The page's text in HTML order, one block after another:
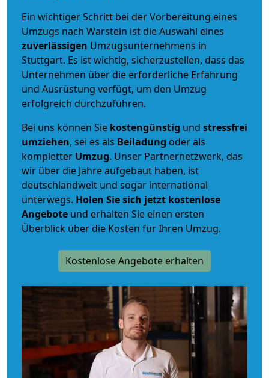
Ein wichtiger Schritt bei der Vorbereitung eines
Umzugs nach Warstein ist die Auswahl eines
zuverlässigen Umzugsunternehmens in
Stuttgart. Es ist wichtig, sicherzustellen, dass das
Unternehmen über die erforderliche Erfahrung
und Ausrüstung verfügt, um den Umzug
erfolgreich durchzuführen.
Bei uns können Sie kostengünstig und stressfrei
umziehen, sei es als Beiladung oder als
kompletter Umzug. Unser Partnernetzwerk, das
wir über die Jahre aufgebaut haben, ist
deutschlandweit und sogar international
unterwegs. Holen Sie sich jetzt kostenlose
Angebote und erhalten Sie einen ersten
Überblick über die Kosten für Ihren Umzug.
Kostenlose Angebote erhalten